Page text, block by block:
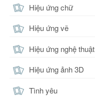
Hiệu ứng chữ
Hiệu ứng vẽ
Hiệu ứng nghệ thuật
Hiệu ứng ảnh 3D
Tình yêu